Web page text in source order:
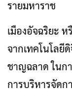
รายมหาราช
เมืองอัจฉริยะ
จากเทคโนโล
ชาญฉลาด ในก
การบริหารจัดก